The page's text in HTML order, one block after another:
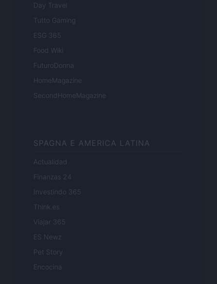
Day Travel
Tutto Gaming
ESG 365
Food Wiki
FuturoDonna
HomeMagazine
SecondHomeMagazine
SPAGNA E AMERICA LATINA
Actualidad
Finanzas 24
Investindo 365
Think.es
Viajar 365
ES Newz
Pet Story
Encocina